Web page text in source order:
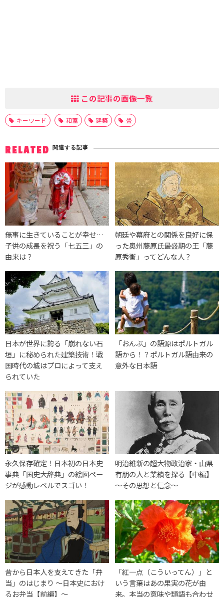
この記事の画像一覧
キーワード 和室 建築 畳
RELATED 関連する記事
無事に生きていることが幸せ…
子供の成長を祝う「七五三」の
由来は？
朝廷や幕府との関係を良好に保
った奥州藤原氏最盛期の王「藤
原秀衡」ってどんな人？
日本が世界に誇る「崩れない石
垣」に秘められた建築技術！戦
国時代の城はプロによって支え
られていた
「おんぶ」の語源はポルトガル
語から！？ポルトガル語由来の
意外な日本語
永久保存確定！日本初の日本史
事典「国史大辞典」の絵図ペー
ジが感動レベルでスゴい！
明治維新の超大物政治家・山県
有朋の人と業績を探る【中編】
～その思想と信念～
昔から日本人を支えてきた「弁
当」のはじまり ～日本史におけ
るお弁当【前編】～
「紅一点（こういってん）」と
いう言葉はあの果実の花が由
来。本当の意味や類語も合わせ